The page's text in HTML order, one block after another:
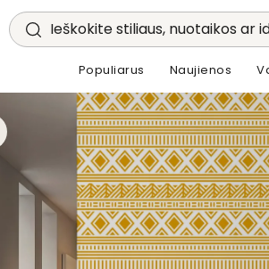
Ieškokite stiliaus, nuotaikos ar
Populiarus Naujienos